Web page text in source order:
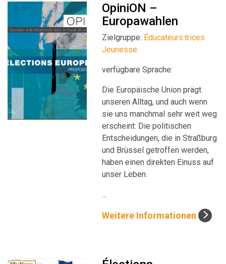
OpiniON –
Europawahlen
Zielgruppe: Éducateurs·trices
Jeunesse
verfügbare Sprache:
Die Europäische Union prägt
unseren Alltag, und auch wenn
sie uns manchmal sehr weit weg
erscheint: Die politischen
Entscheidungen, die in Straßburg
und Brüssel getroffen werden,
haben einen direkten Einuss auf
unser Leben.
...
Weitere Informationen